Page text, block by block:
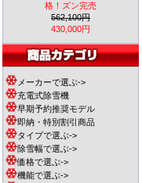
格！ズン完売
562,100円
430,000円
メーカーで選ぶ->
充電式除雪機
早期予約推奨モデル
即納・特別割引商品
タイプで選ぶ->
除雪幅で選ぶ->
価格で選ぶ->
機能で選ぶ->